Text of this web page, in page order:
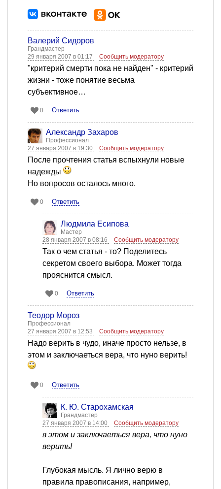
Валерий Сидоров
Грандмастер
29 января 2007 в 01:17
Сообщить модератору
"критерий смерти пока не найден" - критерий
жизни - тоже понятие весьма
субъективное…
0 Ответить
Александр Захаров
Профессионал
27 января 2007 в 19:30
Сообщить модератору
После прочтения статья вспыхнули новые
надежды
Но вопросов осталось много.
0 Ответить
Людмила Есипова
Мастер
28 января 2007 в 08:16
Сообщить модератору
Так о чем статья - то? Поделитесь
секретом своего выбора. Может тогда
прояснится смысл.
0 Ответить
Теодор Мороз
Профессионал
27 января 2007 в 12:53
Сообщить модератору
Надо верить в чудо, иначе просто нельзе, в
этом и заключаеться вера, что нуно верить!
0 Ответить
К. Ю. Старохамская
Грандмастер
27 января 2007 в 14:00
Сообщить модератору
в этом и заключаеться вера, что нуно
верить!
Глубокая мысль. Я лично верю в
правила правописания, например,